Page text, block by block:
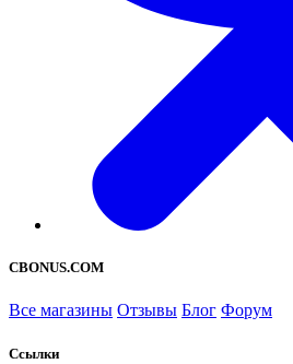
CBONUS.COM
Все магазины Отзывы Блог Форум
Ссылки